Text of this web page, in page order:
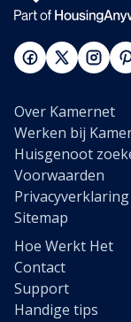
Over Kamernet
Werken bij
Huisgenoot
Voorwaarden
Privacyverklaring
Sitemap
Hoe Werkt Het
Contact
Support
Handige tips